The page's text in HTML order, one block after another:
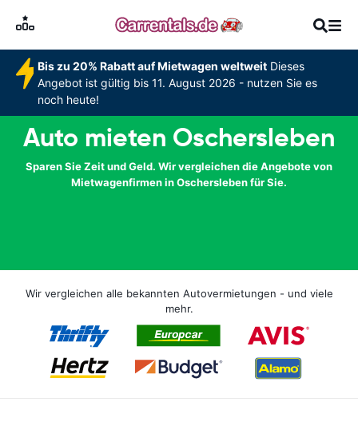
Bis zu 20% Rabatt auf Mietwagen weltweitDieses
Angebot ist gültig bis 11. August 2026 - nutzen Sie es
noch heute!
Auto mieten Oschersleben
Sparen Sie Zeit und Geld. Wir vergleichen die Angebote von
Mietwagenfirmen in Oschersleben für Sie.
Wir vergleichen alle bekannten Autovermietungen - und viele
mehr.